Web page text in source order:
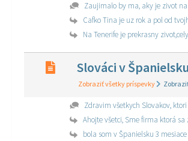
Zaujimalo by ma, aky je zivot
Cafko Tina je uz rok a pol od
Na Tenerife je prekrasny
Slováci v Španielsku
Zobraziť všetky príspevky
Zdravim všetkych Slovakov,
Ahojte všetci, Sme firma ktorá
bola som v Španielsku 3